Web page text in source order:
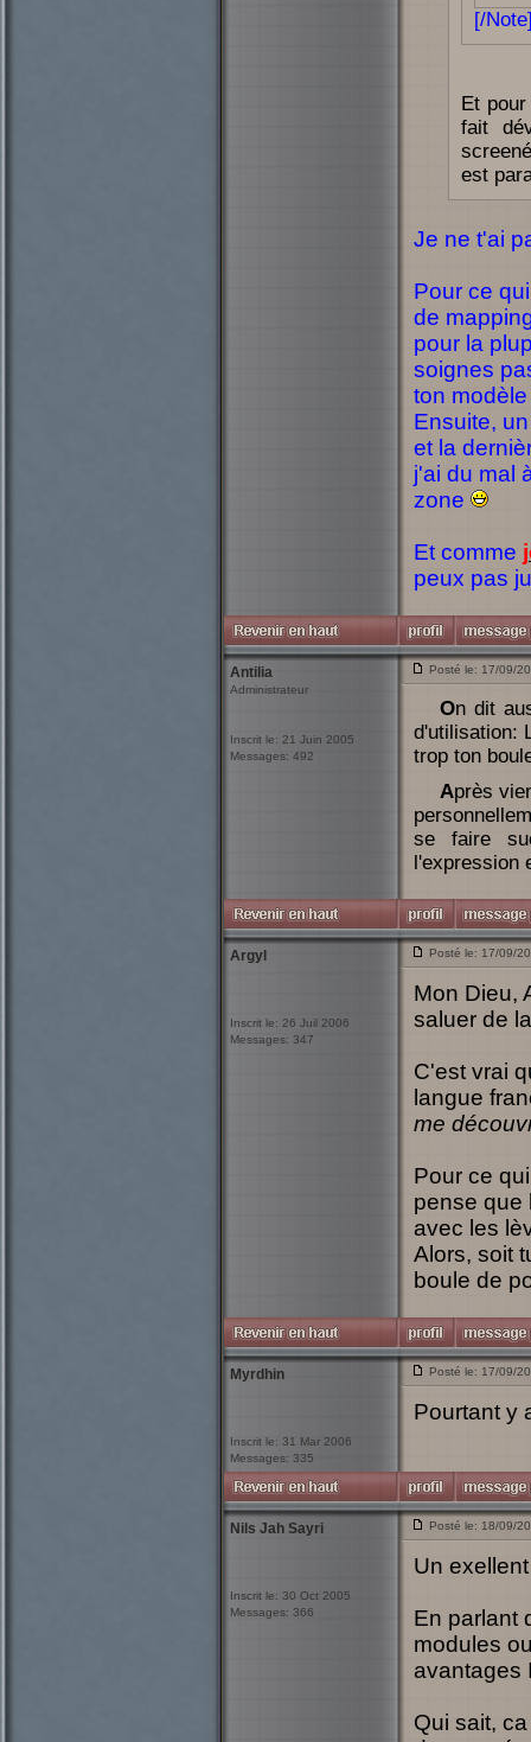
[/
Et
fait
est
Je ne t'ai
Pour ce
de
pour la
soignes
ton
Ensuite,
et la
j'ai du mal
zone
Et comme
peux pas
Antilia
Administrateur
Inscrit le: 21 Juin 2005
Messages: 492
Posté le: 17/09/
On dit aussi "un boule" en parlant du postérieur des demoiselles. Exemple
d'utilisation:
trop ton
Après viens la question tout aussi sérieuse, du "peut on sucer un boule?". Et
se faire
l'expression
Argyl
Inscrit le: 26 Juil 2006
Messages: 347
Posté le: 17/09/
Mon Dieu,
saluer de
C'est vrai
langue
me
Pour ce
pense que
avec les
Alors, soit
boule de
Myrdhin
Inscrit le: 31 Mar 2006
Messages: 335
Posté le: 17/09/
Pourtant y
Nils Jah Sayri
Inscrit le: 30 Oct 2005
Messages: 366
Posté le: 18/09/
Un
En parlant
modules
avantages
Qui sait,